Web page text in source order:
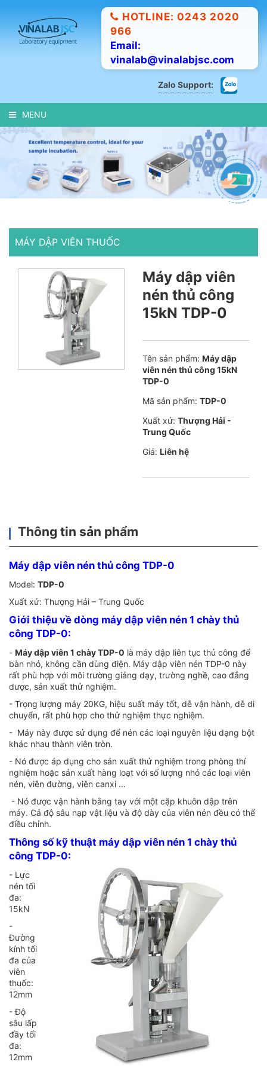
HOTLINE: 0243 2020
966
Email:
vinalab@vinalabjsc.com
Zalo Support:
MENU
MÁY DẬP VIÊN THUỐC
Máy dập viên
nén thủ công
15kN TDP-0
Tên sản phẩm: Máy dập
viên nén thủ công 15kN
TDP-0
Mã sản phẩm: TDP-0
Xuất xứ: Thượng Hải -
Trung Quốc
Giá: Liên hệ
Thông tin sản phẩm
Máy dập viên nén thủ công TDP-0
Model: TDP-0
Xuất xứ: Thượng Hải – Trung Quốc
Giới thiệu về dòng máy dập viên nén 1 chày thủ
công TDP-0:
- Máy dập viên 1 chày TDP-0 là máy dập liên tục thủ công để
bàn nhỏ, không cần dùng điện. Máy dập viên nén TDP-0 này
rất phù hợp với môi trường giảng dạy, trường nghề, cao đẳng
dược, sản xuất thử nghiệm.
- Trọng lượng máy 20KG, hiệu suất máy tốt, dễ vận hành, dễ di
chuyển, rất phù hợp cho thử nghiệm thực nghiệm.
- Máy này được sử dụng để nén các loại nguyên liệu dạng bột
khác nhau thành viên tròn.
- Nó được áp dụng cho sản xuất thử nghiệm trong phòng thí
nghiệm hoặc sản xuất hàng loạt với số lượng nhỏ các loại viên
nén, viên đường, viên canxi …
- Nó được vận hành bằng tay với một cặp khuôn dập trên
máy. Cả độ sâu nạp vật liệu và độ dày của viên nén đều có thể
điều chỉnh.
Thông số kỹ thuật máy dập viên nén 1 chày thủ
công TDP-0:
- Lực
nén tối
đa:
15kN
-
Đường
kính tối
đa của
viên
thuốc:
12mm
- Độ
sâu lấp
đầy tối
đa:
12mm